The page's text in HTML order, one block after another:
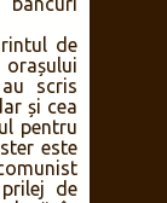
de
scris
și cea
pentru
este
de